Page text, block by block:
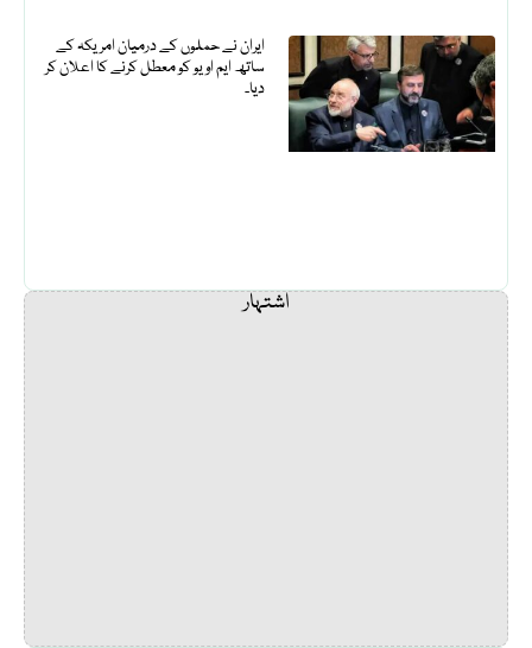
ایران نے حملوں کے درمیان امریکہ کے
ساتھ ایم او یو کو معطل کرنے کا اعلان کر
دیا۔
اشتہار